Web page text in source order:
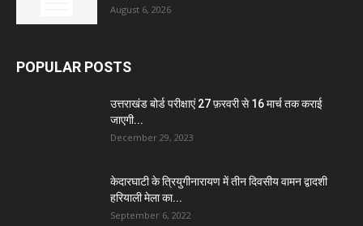
August 6, 2026
POPULAR POSTS
उत्तराखंड बोर्ड परीक्षाएं 27 फ़रवरी से 16 मार्च तक कराई
जाएगी...
December 29, 2023
केदारघाटी के त्रियुगीनारायण में तीन दिवसीय वामन द्वादशी
हरियाली मेला का...
September 6, 2022